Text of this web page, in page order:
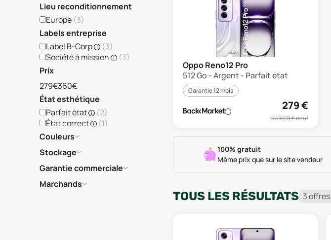
Lieu reconditionnement
Europe (3)
Labels entreprise
Label B-Corp
(3)
Société à mission
(3)
Prix
279€360€
État esthétique
Parfait état
(2)
État correct
(1)
Couleurs
Stockage
Garantie commerciale
Marchands
Oppo Reno12 Pro
512 Go - Argent - Parfait état
Garantie 12 mois
279€
549,90€ neuf
100% gratuit
Même prix que sur le site vendeur
TOUS LES RÉSULTATS 3offres